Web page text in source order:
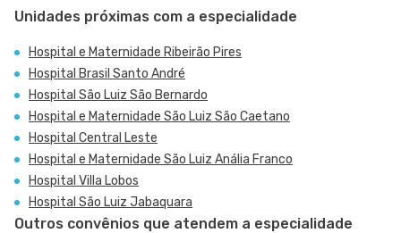
Unidades próximas com a especialidade
Hospital e Maternidade Ribeirão Pires
Hospital Brasil Santo André
Hospital São Luiz São Bernardo
Hospital e Maternidade São Luiz São Caetano
Hospital Central Leste
Hospital e Maternidade São Luiz Anália Franco
Hospital Villa Lobos
Hospital São Luiz Jabaquara
Outros convênios que atendem a especialidade